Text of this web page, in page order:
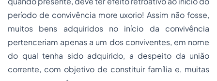
período de convivência more uxorio! Assim não fosse,
muitos bens adquiridos no início da convivência
pertenceriam apenas a um dos conviventes, em nome
do qual tenha sido adquirido, a despeito da união
corrente, com objetivo de constituir família e, muitas